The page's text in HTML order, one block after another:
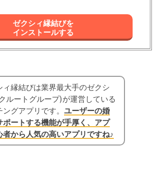
ゼクシィ縁結びを
インストールする
ィ縁結びは業界最大手のゼクシ
ルートグループ)が運営している
ングアプリです。 ユーザーの婚
ポートする機能が手厚く、アプ
者から人気の高いアプリですね♪